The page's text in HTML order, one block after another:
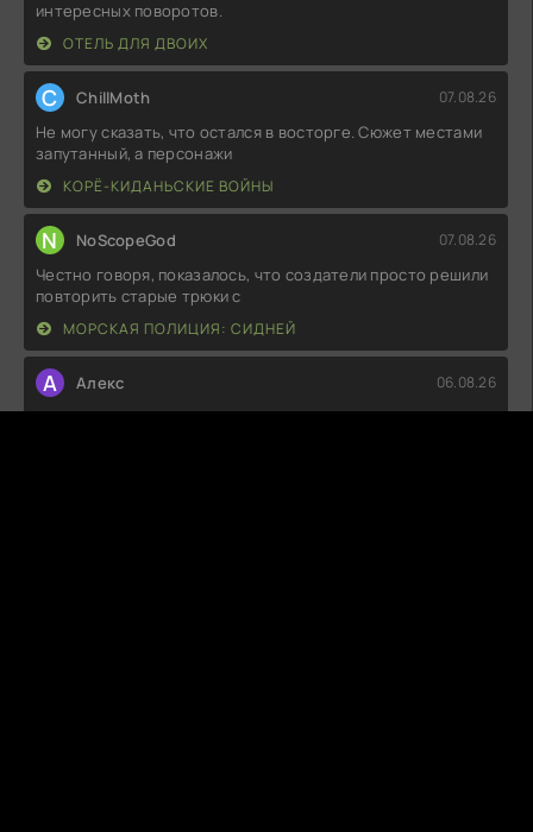
интересных поворотов.
ОТЕЛЬ ДЛЯ ДВОИХ
C ChillMoth 07.08.26
Не могу сказать, что остался в восторге. Сюжет местами
запутанный, а персонажи
КОРЁ-КИДАНЬСКИЕ ВОЙНЫ
N NoScopeGod 07.08.26
Честно говоря, показалось, что создатели просто решили
повторить старые трюки с
МОРСКАЯ ПОЛИЦИЯ: СИДНЕЙ
А Алекс 06.08.26
Какая же это скукотища! Сюжет плоский, герои не